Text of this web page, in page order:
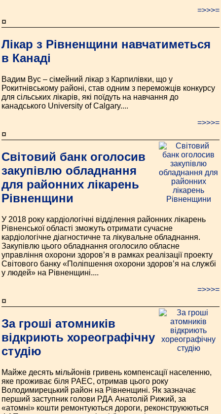
=>>>=
¤
Лікар з Рівненщини навчатиметься
в Канаді
Вадим Вус – сімейний лікар з Карпилівки, що у
Рокитнівському районі, став одним з переможців конкурсу
для сільських лікарів, які поїдуть на навчання до
канадського University of Calgary....
=>>>=
¤
Світовий банк оголосив
закупівлю обладнання
для районних лікарень
Рівненщини
У 2018 року кардіологічні відділення районних лікарень
Рівненської області зможуть отримати сучасне
кардіологічне діагностичне та лікувальне обладнання.
Закупівлю цього обладнання оголосило обласне
управління охорони здоров’я в рамках реалізації проекту
Світового банку «Поліпшення охорони здоров’я на службі
у людей» на Рівненщині....
=>>>=
¤
За гроші атомників
відкриють хореографічну
студію
Майже десять мільйонів гривень компенсації населенню,
яке проживає біля РАЕС, отримав цього року
Володимирецький район на Рівненщині. Як зазначає
перший заступник голови РДА Анатолій Рижий, за
«атомні» кошти ремонтуються дороги, реконструюються